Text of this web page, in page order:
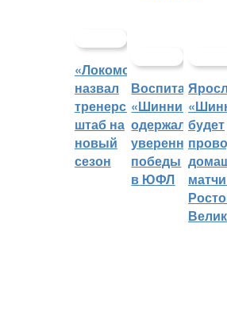
«Локомотив»
назвал
тренерский
штаб на
новый
сезон
Воспитанники
«Шинника»
одержали
уверенные
победы
в ЮФЛ
будет